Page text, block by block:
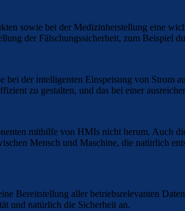
sowie bei der Medizinherstellung eine
der Fälschungssicherheit, zum Beispiel
der intelligenten Einspeisung von Strom
zu gestalten, und das bei einer
mithilfe von HMIs nicht herum. Auch
Mensch und Maschine, die natürlich
Bereitstellung aller betriebsrelevanten
und natürlich die Sicherheit an.